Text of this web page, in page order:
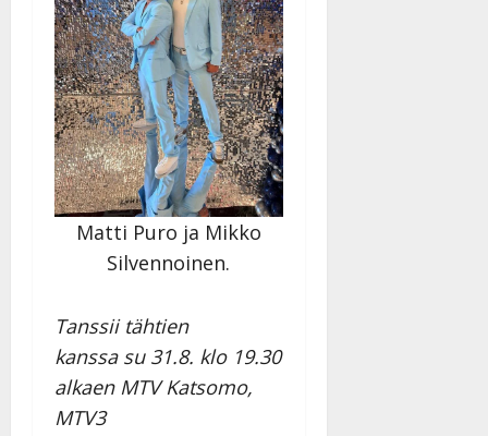
Matti Puro ja Mikko
Silvennoinen.
Tanssii tähtien
kanssa su 31.8. klo 19.30
alkaen MTV Katsomo,
MTV3